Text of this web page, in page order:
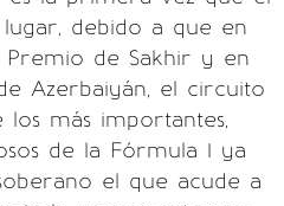
debido a que en
de Sakhir y en
Azerbaiyán, el circuito
más importantes,
de la Fórmula 1 ya
el que acude a